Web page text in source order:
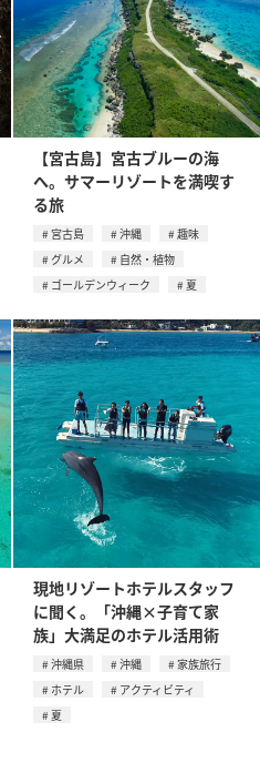
【宮古島】宮古ブルーの海
へ。サマーリゾートを満喫す
る旅
宮古島 沖縄
趣味
グルメ
自然・植物
ゴールデンウィーク
夏
現地リゾートホテルスタッフ
に聞く。「沖縄×子育て家
族」大満足のホテル活用術
沖縄県 沖縄
家族旅行
ホテル
アクティビティ
夏